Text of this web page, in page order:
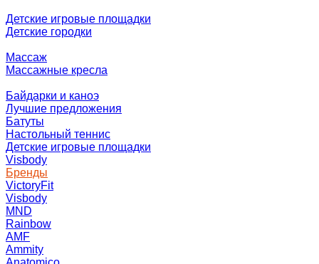
Детские игровые площадки
Детские городки
Массаж
Массажные кресла
Байдарки и каноэ
Лучшие предложения
Батуты
Настольный теннис
Детские игровые площадки
Visbody
Бренды
VictoryFit
Visbody
MND
Rainbow
AMF
Ammity